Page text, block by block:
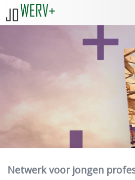
Netwerk voor jongen